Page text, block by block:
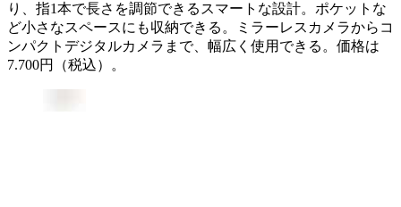
り、指1本で長さを調節できるスマートな設計。ポケットな
ど小さなスペースにも収納できる。ミラーレスカメラからコ
ンパクトデジタルカメラまで、幅広く使用できる。価格は
7.700円（税込）。